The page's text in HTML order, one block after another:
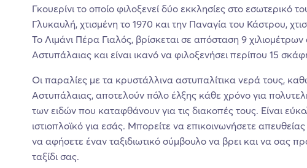
Γκουερίνι το οποίο φιλοξενεί δύο εκκλησίες στο εσωτερικό
Γλυκαυλή, χτισμένη το 1970 και την Παναγία του Κάστρου,
Το Λιμάνι Πέρα Γιαλός, βρίσκεται σε απόσταση 9
Αστυπάλαιας και είναι ικανό να φιλοξενήσει περίπου 15
Οι παραλίες με τα κρυστάλλινα αστυπαλίτικα νερά τους,
Αστυπάλαιας, αποτελούν πόλο έλξης κάθε χρόνο για
των ειδών που καταφθάνουν για τις διακοπές τους. Είναι
ιστιοπλοϊκό για εσάς. Μπορείτε να επικοινωνήσετε
να αφήσετε έναν ταξιδιωτικό σύμβουλο να βρει και να σας
ταξίδι σας.